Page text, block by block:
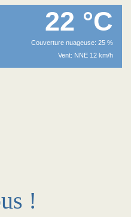
22 °C
Couverture nuageuse: 25 %
Vent: NNE 12 km/h
!